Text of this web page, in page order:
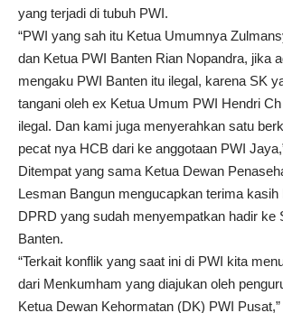
yang terjadi di tubuh PWI.
“PWI yang sah itu Ketua Umumnya
dan Ketua PWI Banten Rian Nopandra, jika
mengaku PWI Banten itu ilegal, karena SK
tangani oleh ex Ketua Umum PWI Hendri
ilegal. Dan kami juga menyerahkan satu
pecat nya HCB dari ke anggotaan PWI
Ditempat yang sama Ketua Dewan
Lesman Bangun mengucapkan terima kasih
DPRD yang sudah menyempatkan hadir ke
Banten.
“Terkait konflik yang saat ini di PWI kita
dari Menkumham yang diajukan oleh
Ketua Dewan Kehormatan (DK) PWI